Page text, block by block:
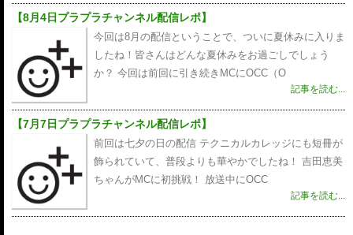
【8月4日プラプラチャンネル配信レポ】
今回は8月の配信ということで、ついに夏休みに入りま
したね！皆さんはどんな夏休みをお過ごしでしょう
か？ 今回は前回に引き続きMCにOCC（O
記事を読む...
【7月7日プラプラチャンネル配信レポ】
前回は七夕の日の配信 テクニカルカレッジにも短冊が
飾られていて、普段よりも華やかでしたね！ 吉田恵美
ちゃんがMCに初挑戦！ 放送中にOCC
記事を読む...